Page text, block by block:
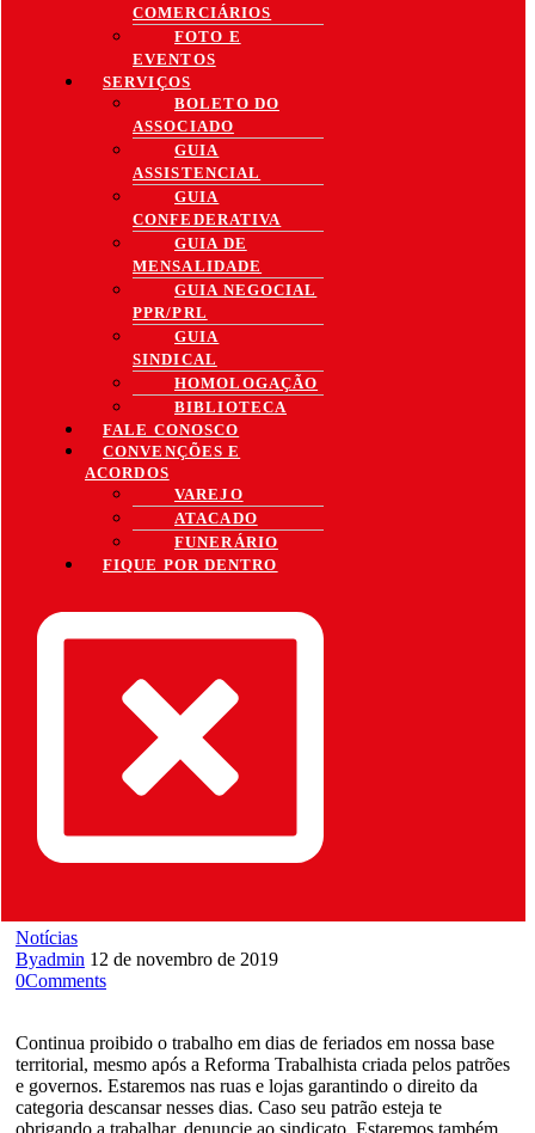
COMERCIÁRIOS
FOTO E
EVENTOS
SERVIÇOS
BOLETO DO
ASSOCIADO
GUIA
ASSISTENCIAL
GUIA
CONFEDERATIVA
GUIA DE
MENSALIDADE
GUIA NEGOCIAL
PPR/PRL
GUIA
SINDICAL
HOMOLOGAÇÃO
BIBLIOTECA
FALE CONOSCO
CONVENÇÕES E
ACORDOS
VAREJO
ATACADO
FUNERÁRIO
FIQUE POR DENTRO
Notícias
Byadmin 12 de novembro de 2019
0Comments
Continua proibido o trabalho em dias de feriados em nossa base
territorial, mesmo após a Reforma Trabalhista criada pelos patrões
e governos. Estaremos nas ruas e lojas garantindo o direito da
categoria descansar nesses dias. Caso seu patrão esteja te
obrigando a trabalhar, denuncie ao sindicato. Estaremos também